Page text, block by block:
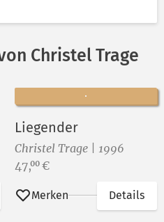
Christel Trage
Liegender
Christel Trage | 1996
Preis:
47,00 €
Merken Details